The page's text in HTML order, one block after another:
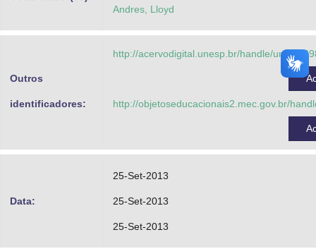
Andres, Lloyd
Outros
identificadores:
http://acervodigital.unesp.br/handle/unesp/
http://objetoseducacionais2.mec.gov.br/
Data:
25-Set-2013
25-Set-2013
25-Set-2013